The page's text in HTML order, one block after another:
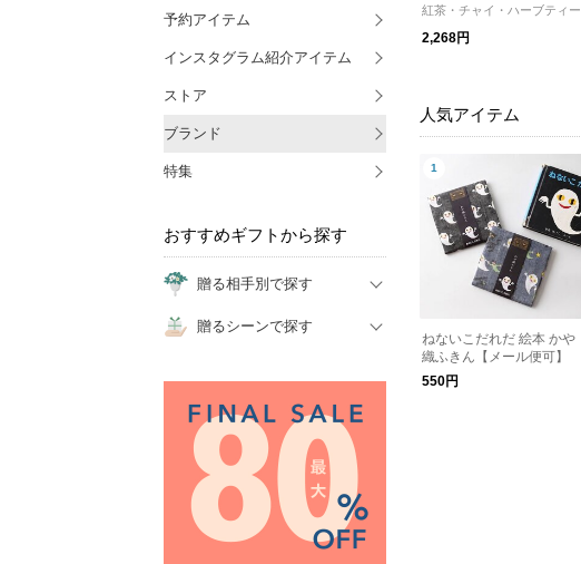
予約アイテム
インスタグラム紹介アイテム
ストア
ブランド
特集
おすすめギフトから探す
贈る相手別で探す
贈るシーンで探す
トティー/紅茶
紅茶・チャイ・ハーブティー
2,268円
人気アイテム
ねないこだれだ 絵本 かや
織ふきん【メール便可】
550円